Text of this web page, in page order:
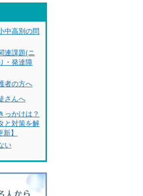
中高別の問
連課題(ニ
・発達障
者の方へ
さんへ
っかけは？
と対策を解
】
い